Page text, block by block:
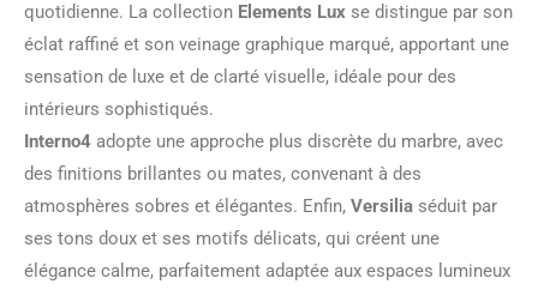
quotidienne. La collection Elements Lux se distingue par son
éclat raffiné et son veinage graphique marqué, apportant une
sensation de luxe et de clarté visuelle, idéale pour des
intérieurs sophistiqués.
Interno4 adopte une approche plus discrète du marbre, avec
des finitions brillantes ou mates, convenant à des
atmosphères sobres et élégantes. Enfin, Versilia séduit par
ses tons doux et ses motifs délicats, qui créent une
élégance calme, parfaitement adaptée aux espaces lumineux